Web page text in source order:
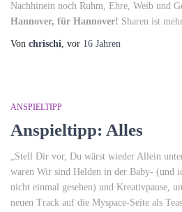
Nachhinein noch Ruhm, Ehre, Weib und
Hannover, für Hannover! Sharen ist
Von chrischi, vor 16 Jahren
ANSPIELTIPP
Anspieltipp: Alles
„Stell Dir vor, Du wärst wieder Allein
waren Wir sind Helden in der Baby- (und
nicht einmal gesehen) und Kreativpause,
neuen Track auf die Myspace-Seite als